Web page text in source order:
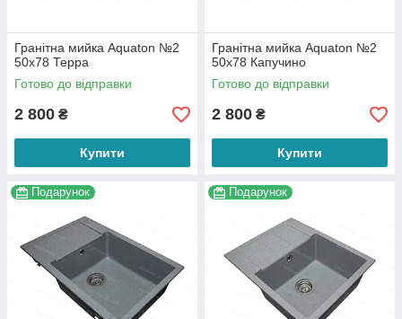
Гранітна мийка Aquaton №2
50х78 Терра
Готово до відправки
2 800 ₴
Купити
Гранітна мийка Aquaton №2
50х78 Капучино
Готово до відправки
2 800 ₴
Купити
Подарунок Подарунок